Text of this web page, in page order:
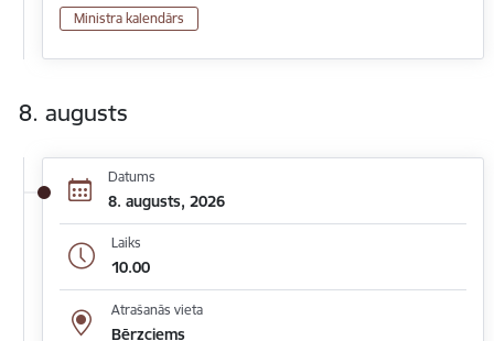
Ministra kalendārs
8. augusts
Datums
8. augusts, 2026
Laiks
10.00
Atrašanās vieta
Bērzciems